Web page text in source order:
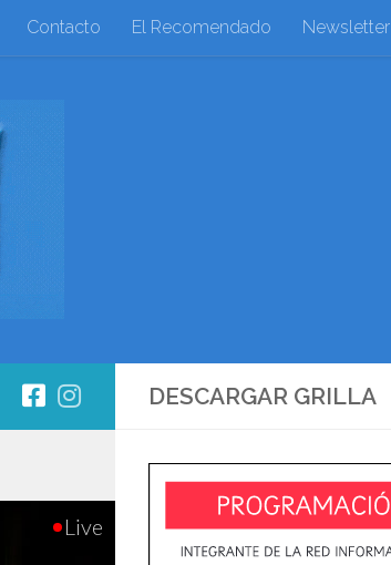
Contacto El Recomendado Newsletter
DESCARGAR GRILLA